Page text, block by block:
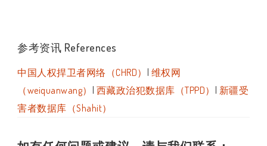
参考资讯 References
中国人权捍卫者网络（CHRD） | 维权网
（weiquanwang） | 西藏政治犯数据库（TPPD） | 新疆受
害者数据库（Shahit）